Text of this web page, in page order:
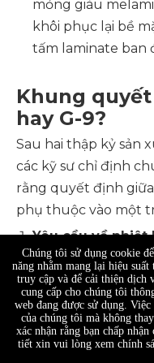
mỏng giàu
khôi phục lại bề
tấm laminate ban
Khung
hay G-9?
Sau hai thập kỷ sản
các kỹ sư chỉ định
rằng quyết định
phụ thuộc vào một
Yêu cầu về
Nếu ứng dụng
trên 130°C, G-9 là
Loại F không phải
hóa nhiệt có liên
cách nhiệt. Dưới
Chúng tôi sử dụng cookie
năng nhằm mang lại hiệu
truy cập và để cải thiện dịch
cung cấp cho chúng tôi
web đang được sử dụng.
của chúng tôi mà không
xác nhận rằng bạn chấp
tiết xin vui lòng xem chính